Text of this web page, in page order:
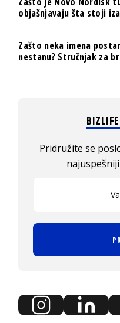
objašnjavaju šta stoji
Zašto neka imena
nestanu? Stručnjak za
Pridružite se